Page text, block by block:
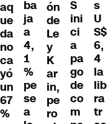
aq
ue
da
no
ca
yó
un
67
%
ba
ja
a
4,
1
%
pe
se
a
ón
de
Le
y
K
ar
in,
pe
ro
S
ini
ci
a
pa
go
de
co
m
s
U
S$
6,
4
la
lib
ra
tr